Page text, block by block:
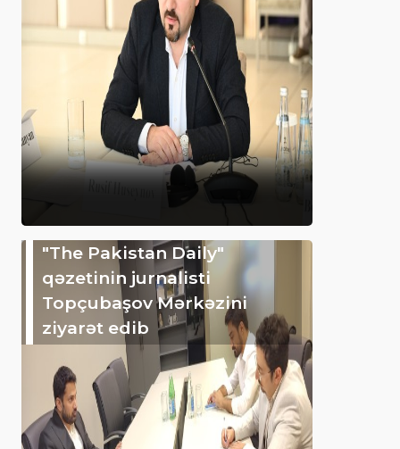
"The Pakistan Daily"
qəzetinin jurnalisti
Topçubaşov Mərkəzini
ziyarət edib